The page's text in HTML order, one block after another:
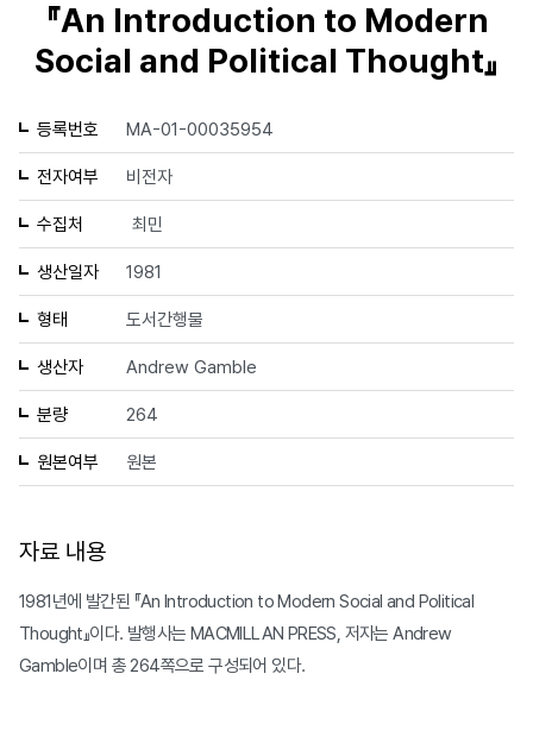
『An Introduction to Modern
Social and Political Thought』
등록번호 MA-01-00035954
전자여부 비전자
수집처 최민
생산일자 1981
형태 도서간행물
생산자 Andrew Gamble
분량 264
원본여부 원본
자료 내용
1981년에 발간된 『An Introduction to Modern Social and Political
Thought』이다. 발행사는 MACMILLAN PRESS, 저자는 Andrew
Gamble이며 총 264쪽으로 구성되어 있다.